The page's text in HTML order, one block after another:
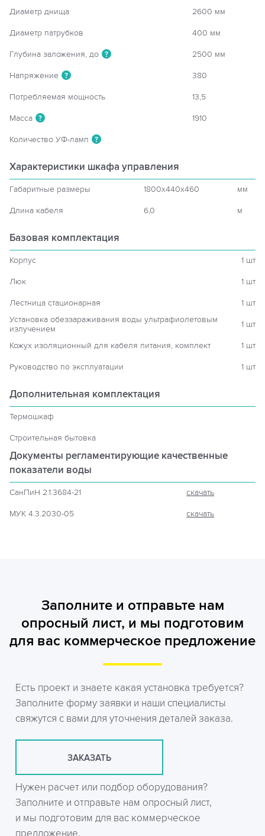
Диаметр днища 2600 мм
Диаметр патрубков 400 мм
Глубина заложения, до ? 2500 мм
Напряжение ? 380
Потребляемая мощность 13,5
Масса ? 1910
Количество УФ-ламп ?
Характеристики шкафа управления
Габаритные размеры 1800x440x460 мм
Длина кабеля 6,0 м
Базовая комплектация
Корпус 1 шт
Люк 1 шт
Лестница стационарная
1 шт
Установка обеззараживания воды ультрафиолетовым
излучением
1 шт
Кожух изоляционный для кабеля питания, комплект 1 шт
Руководство по эксплуатации 1 шт
Дополнительная комплектация
Термошкаф
Строительная бытовка
Документы регламентирующие качественные
показатели воды
СанПиН 2.1.3684-21 скачать
МУК 4.3.2030-05 скачать
Заполните и отправьте нам
опросный лист, и мы подготовим
для вас коммерческое предложение
Есть проект и знаете какая установка требуется?
Заполните форму заявки и наши специалисты
свяжутся с вами для уточнения деталей заказа.
ЗАКАЗАТЬ
Нужен расчет или подбор оборудования?
Заполните и отправьте нам опросный лист,
и мы подготовим для вас коммерческое
предложение.